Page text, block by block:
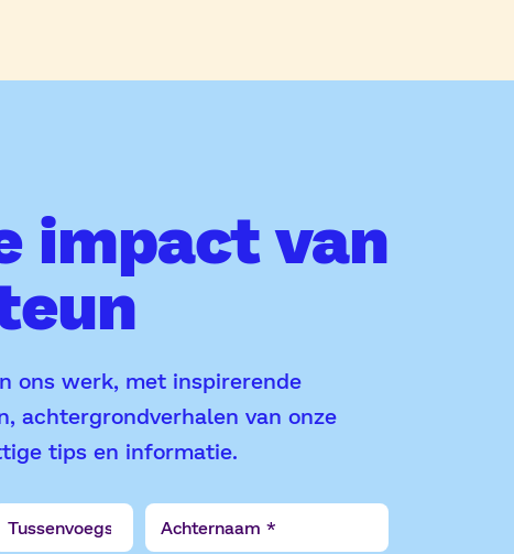
impact van
ons werk, met inspirerende
achtergrondverhalen van onze
tips en informatie.
Achternaam